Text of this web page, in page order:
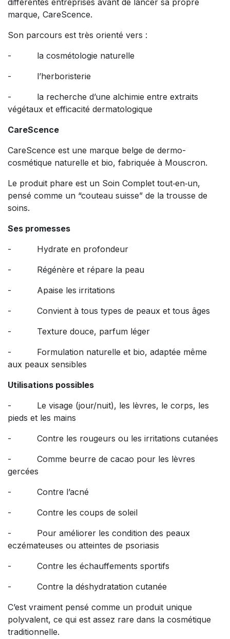
marque, CareScence.
Son parcours est très orienté vers :
- la cosmétologie naturelle
- l’herboristerie
- la recherche d’une alchimie entre extraits
végétaux et efficacité dermatologique
CareScence
CareScence est une marque belge de dermo-
cosmétique naturelle et bio, fabriquée à Mouscron.
Le produit phare est un Soin Complet tout‑en‑un,
pensé comme un “couteau suisse” de la trousse de
soins.
Ses promesses
- Hydrate en profondeur
- Régénère et répare la peau
- Apaise les irritations
- Convient à tous types de peaux et tous âges
- Texture douce, parfum léger
- Formulation naturelle et bio, adaptée même
aux peaux sensibles
Utilisations possibles
- Le visage (jour/nuit), les lèvres, le corps, les
pieds et les mains
- Contre les rougeurs ou les irritations cutanées
- Comme beurre de cacao pour les lèvres
gercées
- Contre l’acné
- Contre les coups de soleil
- Pour améliorer les condition des peaux
eczémateuses ou atteintes de psoriasis
- Contre les échauffements sportifs
- Contre la déshydratation cutanée
C’est vraiment pensé comme un produit unique
polyvalent, ce qui est assez rare dans la cosmétique
traditionnelle.